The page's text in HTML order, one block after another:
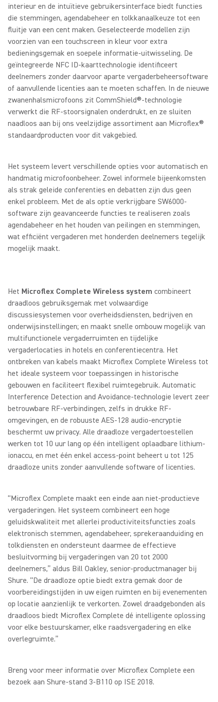
interieur en de intuïtieve gebruikersinterface biedt functies
die stemmingen, agendabeheer en tolkkanaalkeuze tot een
fluitje van een cent maken. Geselecteerde modellen zijn
voorzien van een touchscreen in kleur voor extra
bedieningsgemak en soepele informatie-uitwisseling. De
geïntegreerde NFC ID-kaarttechnologie identificeert
deelnemers zonder daarvoor aparte vergaderbeheersoftware
of aanvullende licenties aan te moeten schaffen. In de nieuwe
zwanenhals­microfoons zit CommShield®-technologie
verwerkt die RF-stoorsignalen onderdrukt, en ze sluiten
naadloos aan bij ons veelzijdige assortiment aan Microflex®
standaardproducten voor dit vakgebied.
Het systeem levert verschillende opties voor automatisch en
handmatig microfoonbeheer. Zowel informele bijeenkomsten
als strak geleide conferenties en debatten zijn dus geen
enkel probleem. Met de als optie verkrijgbare SW6000-
software zijn geavanceerde functies te realiseren zoals
agendabeheer en het houden van peilingen en stemmingen,
wat efficiënt vergaderen met honderden deelnemers tegelijk
mogelijk maakt.
Het Microflex Complete Wireless system combineert
draadloos gebruiksgemak met volwaardige
discussiesystemen voor overheidsdiensten, bedrijven en
onderwijsinstellingen; en maakt snelle ombouw mogelijk van
multifunctionele vergaderruimten en tijdelijke
vergaderlocaties in hotels en conferentiecentra. Het
ontbreken van kabels maakt Microflex Complete Wireless tot
het ideale systeem voor toepassingen in historische
gebouwen en faciliteert flexibel ruimtegebruik. Automatic
Interference Detection and Avoidance-technologie levert zeer
betrouwbare RF-verbindingen, zelfs in drukke RF-
omgevingen, en de robuuste AES-128 audio-encryptie
beschermt uw privacy. Alle draadloze vergadertoestellen
werken tot 10 uur lang op één intelligent oplaadbare lithium-
ionaccu, en met één enkel access-point beheert u tot 125
draadloze units zonder aanvullende software of licenties.
“Microflex Complete maakt een einde aan niet-productieve
vergaderingen. Het systeem combineert een hoge
geluidskwaliteit met allerlei productiviteitsfuncties zoals
elektronisch stemmen, agendabeheer, sprekeraanduiding en
tolkdiensten en ondersteunt daarmee de effectieve
besluitvorming bij vergaderingen van 20 tot 2000
deelnemers,” aldus Bill Oakley, senior-productmanager bij
Shure. “De draadloze optie biedt extra gemak door de
voorbereidingstijden in uw eigen ruimten en bij evenementen
op locatie aanzienlijk te verkorten. Zowel draadgebonden als
draadloos biedt Microflex Complete dé intelligente oplossing
voor elke bestuurskamer, elke raadsvergadering en elke
overlegruimte.”
Breng voor meer informatie over Microflex Complete een
bezoek aan Shure-stand 3-B110 op ISE 2018.